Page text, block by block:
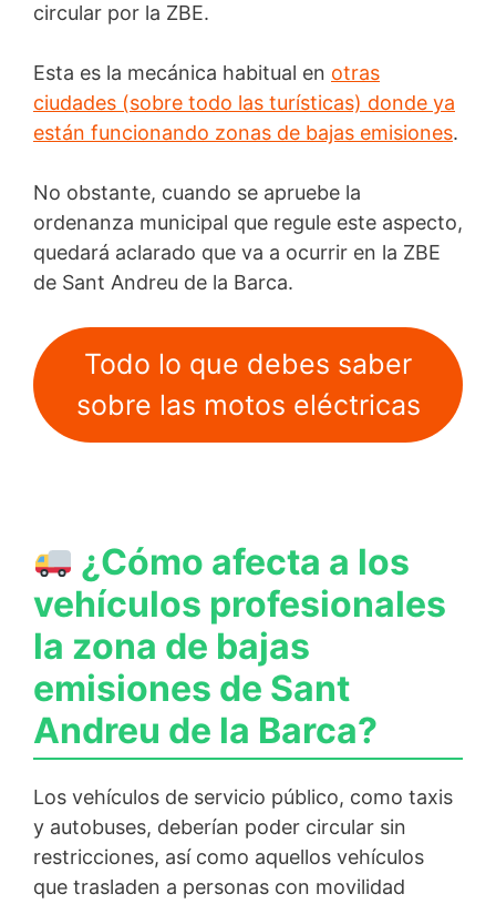
circular por la ZBE.
Esta es la mecánica habitual en otras
ciudades (sobre todo las turísticas) donde ya
están funcionando zonas de bajas emisiones.
No obstante, cuando se apruebe la
ordenanza municipal que regule este aspecto,
quedará aclarado que va a ocurrir en la ZBE
de Sant Andreu de la Barca.
Todo lo que debes saber
sobre las motos eléctricas
¿Cómo afecta a los
vehículos profesionales
la zona de bajas
emisiones de Sant
Andreu de la Barca?
Los vehículos de servicio público, como taxis
y autobuses, deberían poder circular sin
restricciones, así como aquellos vehículos
que trasladen a personas con movilidad